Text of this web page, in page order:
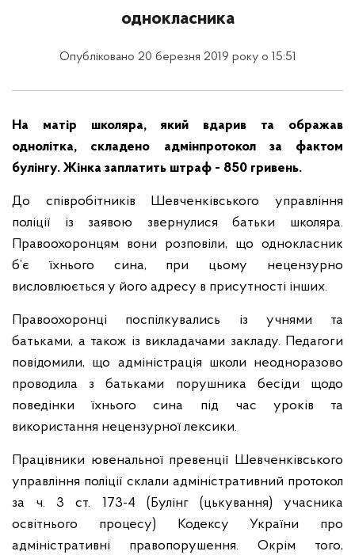
однокласника
Опубліковано 20 березня 2019 року о 15:51
На матір школяра, який вдарив та ображав
однолітка, складено адмінпротокол за фактом
булінгу. Жінка заплатить штраф - 850 гривень.
До співробітників Шевченківського управління
поліції із заявою звернулися батьки школяра.
Правоохоронцям вони розповіли, що однокласник
б’є їхнього сина, при цьому нецензурно
висловлюється у його адресу в присутності інших.
Правоохоронці поспілкувались із учнями та
батьками, а також із викладачами закладу. Педагоги
повідомили, що адміністрація школи неодноразово
проводила з батьками порушника бесіди щодо
поведінки їхнього сина під час уроків та
використання нецензурної лексики.
Працівники ювенальної превенції Шевченківського
управління поліції склали адміністративний протокол
за ч. 3 ст. 173-4 (Булінг (цькування) учасника
освітнього процесу) Кодексу України про
адміністративні правопорушення. Окрім того,